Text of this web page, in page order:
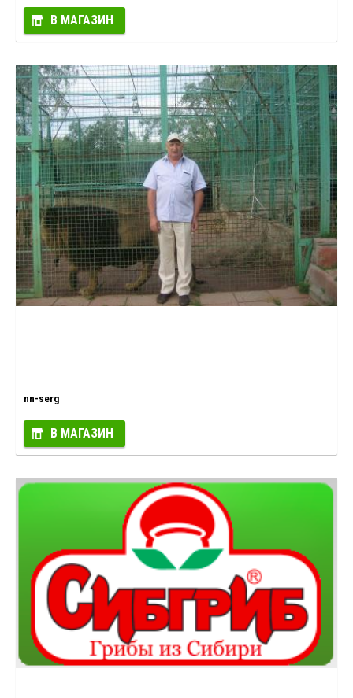
В МАГАЗИН
nn-serg
В МАГАЗИН